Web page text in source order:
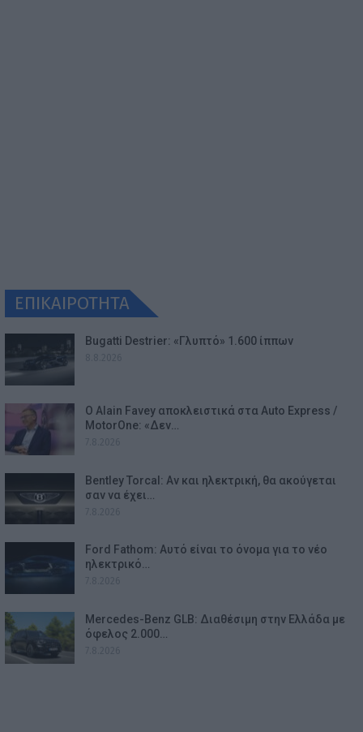
ΕΠΙΚΑΙΡΟΤΗΤΑ
Bugatti Destrier: «Γλυπτό» 1.600 ίππων
Ο Alain Favey αποκλειστικά στα Auto Express /
MotorOne: «Δεν…
Bentley Torcal: Αν και ηλεκτρική, θα ακούγεται
σαν να έχει…
Ford Fathom: Αυτό είναι το όνομα για το νέο
ηλεκτρικό…
Mercedes-Benz GLB: Διαθέσιμη στην Ελλάδα με
όφελος 2.000…